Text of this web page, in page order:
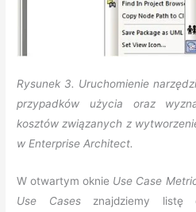
Rysunek 3. Uruchomienie
przypadków użycia oraz
kosztów związanych z
w Enterprise Architect.
W otwartym oknie Use Case
Use Casesznajdziemy listę